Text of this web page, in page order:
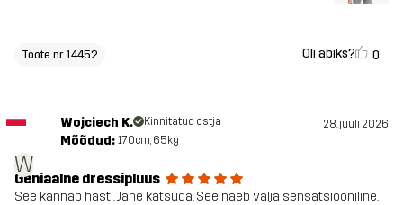
Toote nr 14452 Oli abiks? 0
W
Wojciech K. Kinnitatud ostja 28. juuli 2026
Mõõdud: 170cm, 65kg
Geniaalne dressipluus
See kannab hästi. Jahe katsuda. See näeb välja sensatsiooniline.